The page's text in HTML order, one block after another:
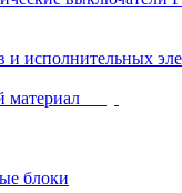
и исполнительных
блоки